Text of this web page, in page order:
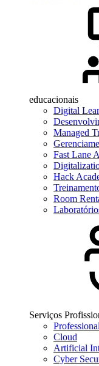
educacionais
Digital
Managed
Fast Lane
Hack
Room
Serviços
Cloud
Artificial
Cyber